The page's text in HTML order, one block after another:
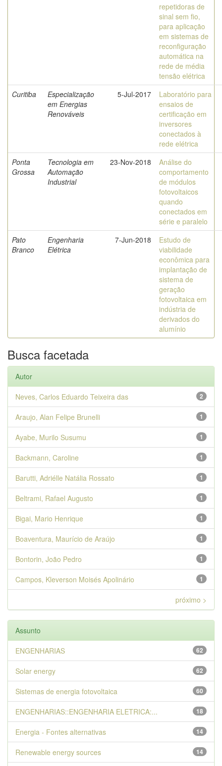
repetidoras de
sinal sem fio,
para aplicação
em sistemas de
reconfiguração
automática na
rede de média
tensão elétrica
Curitiba
Especialização
em Energias
Renováveis
5-Jul-2017
Laboratório para
ensaios de
certificação em
inversores
conectados à
rede elétrica
Ponta
Grossa
Tecnologia em
Automação
Industrial
23-Nov-2018
Análise do
comportamento
de módulos
fotovoltaicos
quando
conectados em
série e paralelo
Pato
Branco
Engenharia
Elétrica
7-Jun-2018
Estudo de
viabilidade
econômica para
implantação de
sistema de
geração
fotovoltaica em
indústria de
derivados do
alumínio
Busca facetada
Autor
2
Neves, Carlos Eduardo Teixeira das
1
Araujo, Alan Felipe Brunelli
1
Ayabe, Murilo Susumu
1
Backmann, Caroline
1
Barutti, Adriélle Natália Rossato
1
Beltrami, Rafael Augusto
1
Bigai, Mario Henrique
1
Boaventura, Maurício de Araújo
1
Bontorin, João Pedro
1
Campos, Kleverson Moisés Apolinário
próximo >
Assunto
62
ENGENHARIAS
62
Solar energy
60
Sistemas de energia fotovoltaica
18
ENGENHARIAS::ENGENHARIA ELETRICA:...
14
Energia - Fontes alternativas
14
Renewable energy sources